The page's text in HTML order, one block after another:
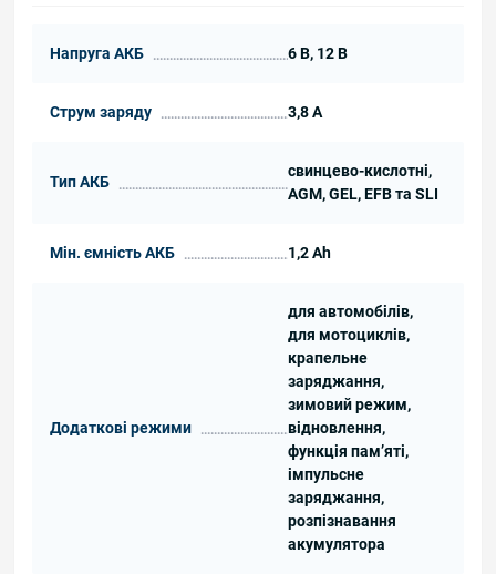
Напруга АКБ 6 В, 12 В
Струм заряду 3,8 А
Тип АКБ
свинцево-кислотні,
AGM, GEL, EFB та SLI
Мін. ємність АКБ 1,2 Ah
Додаткові режими
для автомобілів,
для мотоциклів,
крапельне
заряджання,
зимовий режим,
відновлення,
функція пам’яті,
імпульсне
заряджання,
розпізнавання
акумулятора